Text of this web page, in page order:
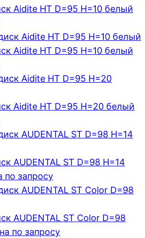
Aidite HT D=95 H=10 белый
Aidite HT D=95 H=10 белый
Aidite HT D=95 H=20 белый
AUDENTAL ST D=98 H=14
по запросу
AUDENTAL ST Color D=98
по запросу